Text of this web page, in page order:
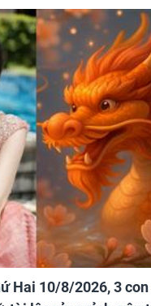
Hai 10/8/2026, 3